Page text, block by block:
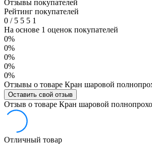
Отзывы покупателей
Рейтинг покупателей
0 /5 5 5 1
На основе 1 оценок покупателей
0%
0%
0%
0%
0%
Отзывы о товаре Кран шаровой
Оставить свой отзыв
Отзыв о товаре Кран шаровой
Отличный товар